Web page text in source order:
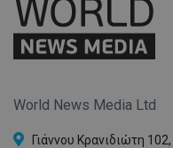
World News Media Ltd
Γιάννου Κρανιδιώτη 102,